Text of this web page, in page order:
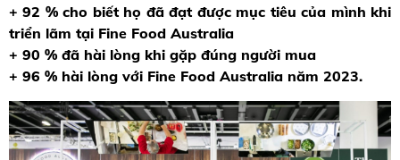
+ 92 % cho biết họ đã đạt được mục tiêu của mình khi
triển lãm tại Fine Food Australia
+ 90 % đã hài lòng khi gặp đúng người mua
+ 96 % hài lòng với Fine Food Australia năm 2023.